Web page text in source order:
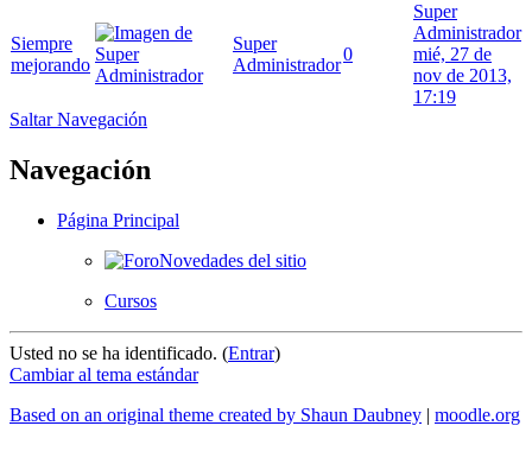
Siempre
mejorando
Super
Administrador
0
Super
Administrador
mié, 27 de
nov de 2013,
17:19
Saltar Navegación
Navegación
Página Principal
Novedades del sitio
Cursos
Usted no se ha identificado. (Entrar)
Cambiar al tema estándar
Based on an original theme created by Shaun Daubney | moodle.org